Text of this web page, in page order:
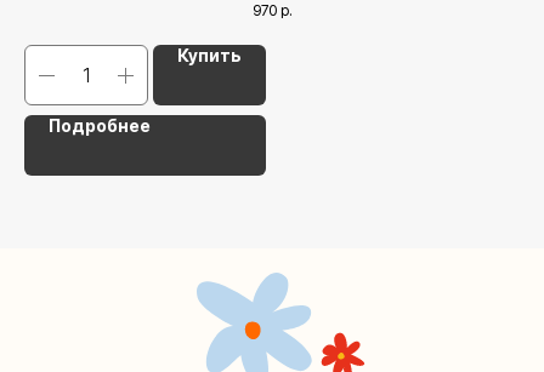
970 р.
Купить
Подробнее
+7 (495) 005-03-13
help@upakovali.online